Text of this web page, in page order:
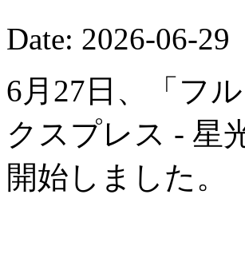
Date: 2026-06-29
6月27日、「フ
クスプレス - 星
開始しました。